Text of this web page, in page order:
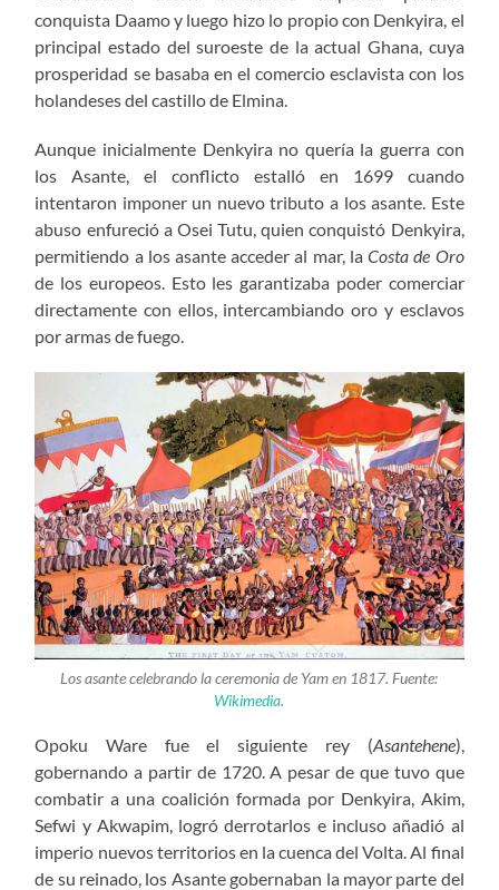
conquista Daamo y luego hizo lo propio con Denkyira, el
principal estado del suroeste de la actual Ghana, cuya
prosperidad se basaba en el comercio esclavista con los
holandeses del castillo de Elmina.
Aunque inicialmente Denkyira no quería la guerra con
los Asante, el conflicto estalló en 1699 cuando
intentaron imponer un nuevo tributo a los asante. Este
abuso enfureció a Osei Tutu, quien conquistó Denkyira,
permitiendo a los asante acceder al mar, laCosta de Oro
de los europeos. Esto les garantizaba poder comerciar
directamente con ellos, intercambiando oro y esclavos
por armas de fuego.
Los asante celebrando la ceremonia de Yam en 1817. Fuente:
Wikimedia.
Opoku Ware fue el siguiente rey (Asantehene),
gobernando a partir de 1720. A pesar de que tuvo que
combatir a una coalición formada por Denkyira, Akim,
Sefwi y Akwapim, logró derrotarlos e incluso añadió al
imperio nuevos territorios en la cuenca del Volta. Al final
de su reinado, los Asante gobernaban la mayor parte del